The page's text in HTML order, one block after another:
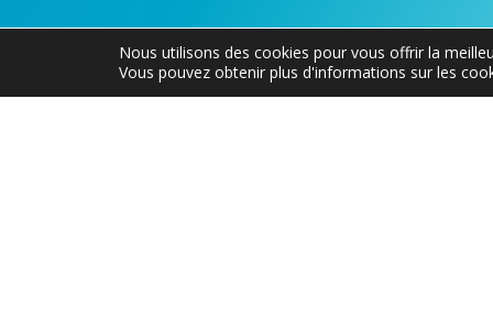
Nous utilisons des cookies pour vous offrir la
Vous pouvez obtenir plus d'informations sur les